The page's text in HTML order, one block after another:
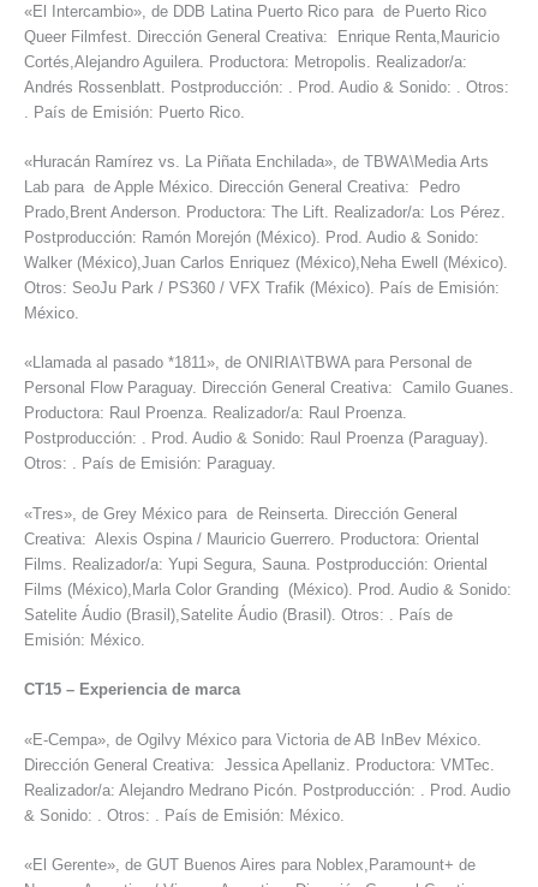
«El Intercambio», de DDB Latina Puerto Rico para de Puerto Rico
Queer Filmfest. Dirección General Creativa: Enrique Renta,Mauricio
Cortés,Alejandro Aguilera. Productora: Metropolis. Realizador/a:
Andrés Rossenblatt. Postproducción: . Prod. Audio & Sonido: . Otros:
. País de Emisión: Puerto Rico.
«Huracán Ramírez vs. La Piñata Enchilada», de TBWA\Media Arts
Lab para de Apple México. Dirección General Creativa: Pedro
Prado,Brent Anderson. Productora: The Lift. Realizador/a: Los Pérez.
Postproducción: Ramón Morejón (México). Prod. Audio & Sonido:
Walker (México),Juan Carlos Enriquez (México),Neha Ewell (México).
Otros: SeoJu Park / PS360 / VFX Trafik (México). País de Emisión:
México.
«Llamada al pasado *1811», de ONIRIA\TBWA para Personal de
Personal Flow Paraguay. Dirección General Creativa: Camilo Guanes.
Productora: Raul Proenza. Realizador/a: Raul Proenza.
Postproducción: . Prod. Audio & Sonido: Raul Proenza (Paraguay).
Otros: . País de Emisión: Paraguay.
«Tres», de Grey México para de Reinserta. Dirección General
Creativa: Alexis Ospina / Mauricio Guerrero. Productora: Oriental
Films. Realizador/a: Yupi Segura, Sauna. Postproducción: Oriental
Films (México),Marla Color Granding (México). Prod. Audio & Sonido:
Satelite Áudio (Brasil),Satelite Áudio (Brasil). Otros: . País de
Emisión: México.
CT15 – Experiencia de marca
«E-Cempa», de Ogilvy México para Victoria de AB InBev México.
Dirección General Creativa: Jessica Apellaniz. Productora: VMTec.
Realizador/a: Alejandro Medrano Picón. Postproducción: . Prod. Audio
& Sonido: . Otros: . País de Emisión: México.
«El Gerente», de GUT Buenos Aires para Noblex,Paramount+ de